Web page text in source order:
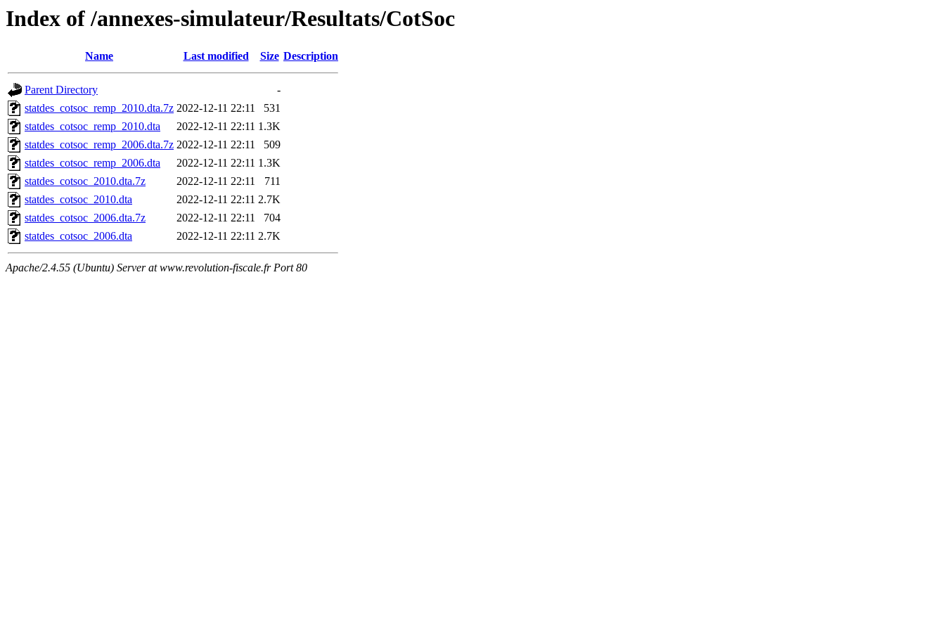
Index of /annexes-simulateur/Resultats/CotSoc
Name Last modified Size Description
Parent Directory
-
statdes_cotsoc_remp_2010.dta.7z 2022-12-11 22:11
531
statdes_cotsoc_remp_2010.dta
2022-12-11 22:11 1.3K
statdes_cotsoc_remp_2006.dta.7z 2022-12-11 22:11
509
statdes_cotsoc_remp_2006.dta
2022-12-11 22:11 1.3K
statdes_cotsoc_2010.dta.7z
2022-12-11 22:11
711
statdes_cotsoc_2010.dta
2022-12-11 22:11 2.7K
statdes_cotsoc_2006.dta.7z
2022-12-11 22:11
704
statdes_cotsoc_2006.dta
2022-12-11 22:11 2.7K
Apache/2.4.55 (Ubuntu) Server at www.revolution-fiscale.fr Port 80